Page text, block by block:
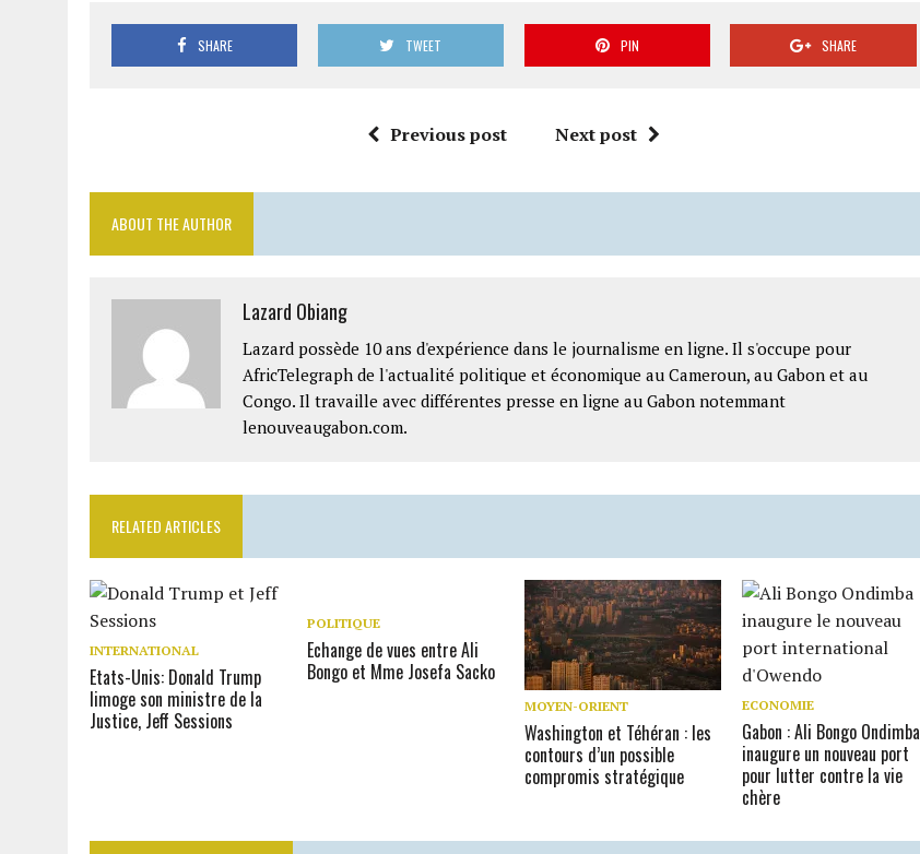
SHARE TWEET PIN SHARE
Previous post Next post
ABOUT THE AUTHOR
Lazard Obiang
Lazard possède 10 ans d'expérience dans le journalisme en ligne. Il s'occupe pour
AfricTelegraph de l'actualité politique et économique au Cameroun, au Gabon et au
Congo. Il travaille avec différentes presse en ligne au Gabon notemmant
lenouveaugabon.com.
RELATED ARTICLES
INTERNATIONAL
Etats-Unis: Donald Trump
limoge son ministre de la
Justice, Jeff Sessions
POLITIQUE
Echange de vues entre Ali
Bongo et Mme Josefa Sacko
MOYEN-ORIENT
Washington et Téhéran : les
contours d’un possible
compromis stratégique
ECONOMIE
Gabon : Ali Bongo Ondimba
inaugure un nouveau port
pour lutter contre la vie
chère